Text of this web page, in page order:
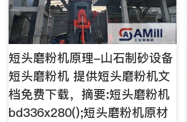
短头磨粉机原理-山石制砂设备
短头磨粉机 提供短头磨粉机文
档免费下载，摘要:短头磨粉机
bd336x280();短头磨粉机原材